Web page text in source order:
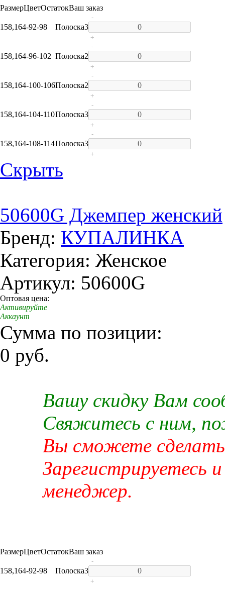
РазмерЦветОстатокВаш заказ
158,164-92-98 Полоска3
-
+
158,164-96-102 Полоска2
-
+
158,164-100-106Полоска2
-
+
158,164-104-110Полоска3
-
+
158,164-108-114Полоска3
-
+
Скрыть
50600G Джемпер женский
Бренд: КУПАЛИНКА
Категория: Женское
Артикул: 50600G
Оптовая цена:
Активируйте
Аккаунт
Сумма по позиции:
0 руб.
Вашу скидку Вам
Свяжитесь с ним,
Вы сможете сделать
Зарегистрируетесь
менеджер.
РазмерЦветОстатокВаш заказ
158,164-92-98 Полоска3
-
+